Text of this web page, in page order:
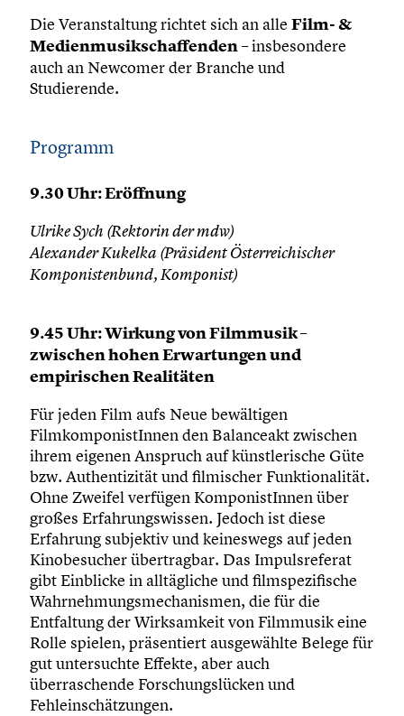
Die Veranstaltung richtet sich an alle Film- &
Medienmusikschaffenden– insbesondere
auch an Newcomer der Branche und
Studierende.
Programm
9.30 Uhr: Eröffnung
Ulrike Sych (Rektorin der mdw)
Alexander Kukelka (Präsident Österreichischer
Komponistenbund, Komponist)
9.45 Uhr: Wirkung von Filmmusik –
zwischen hohen Erwartungen und
empirischen Realitäten
Für jeden Film aufs Neue bewältigen
FilmkomponistInnen den Balanceakt zwischen
ihrem eigenen Anspruch auf künstlerische Güte
bzw. Authentizität und filmischer Funktionalität.
Ohne Zweifel verfügen KomponistInnen über
großes Erfahrungswissen. Jedoch ist diese
Erfahrung subjektiv und keineswegs auf jeden
Kinobesucher übertragbar. Das Impulsreferat
gibt Einblicke in alltägliche und filmspezifische
Wahrnehmungsmechanismen, die für die
Entfaltung der Wirksamkeit von Filmmusik eine
Rolle spielen, präsentiert ausgewählte Belege für
gut untersuchte Effekte, aber auch
überraschende Forschungslücken und
Fehleinschätzungen.